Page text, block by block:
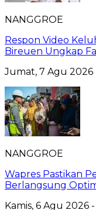
NANGGROE
Respon Video
Bireuen Ungkap
Jumat, 7 Agu 2026
NANGGROE
Wapres Pastikan
Berlangsung
Kamis, 6 Agu 2026